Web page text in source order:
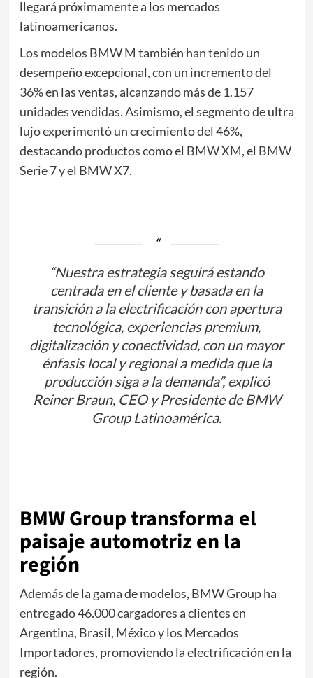
llegará próximamente a los mercados
latinoamericanos.
Los modelos BMW M también han tenido un
desempeño excepcional, con un incremento del
36% en las ventas, alcanzando más de 1.157
unidades vendidas. Asimismo, el segmento de ultra
lujo experimentó un crecimiento del 46%,
destacando productos como el BMW XM, el BMW
Serie 7 y el BMW X7.
“Nuestra estrategia seguirá estando
centrada en el cliente y basada en la
transición a la electrificación con apertura
tecnológica, experiencias premium,
digitalización y conectividad, con un mayor
énfasis local y regional a medida que la
producción siga a la demanda”, explicó
Reiner Braun, CEO y Presidente de BMW
Group Latinoamérica.
BMW Group transforma el
paisaje automotriz en la
región
Además de la gama de modelos, BMW Group ha
entregado 46.000 cargadores a clientes en
Argentina, Brasil, México y los Mercados
Importadores, promoviendo la electrificación en la
región.